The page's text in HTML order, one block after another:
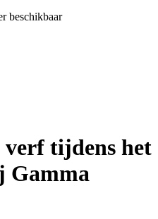
beschikbaar
tijdens het
Gamma